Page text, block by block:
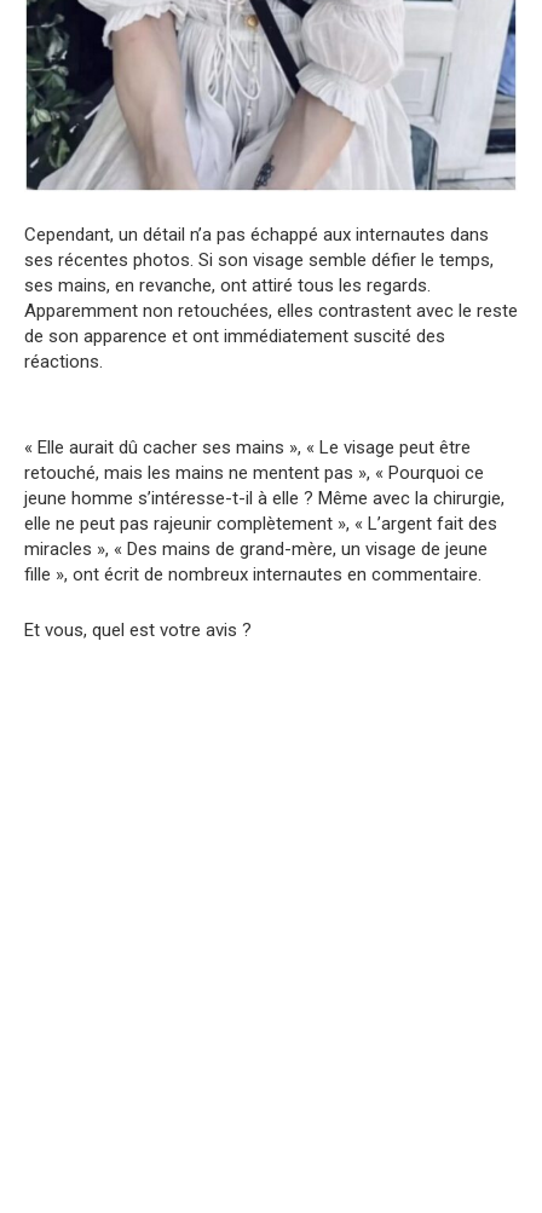
Cependant, un détail n’a pas échappé aux internautes dans
ses récentes photos. Si son visage semble défier le temps,
ses mains, en revanche, ont attiré tous les regards.
Apparemment non retouchées, elles contrastent avec le reste
de son apparence et ont immédiatement suscité des
réactions.
« Elle aurait dû cacher ses mains », « Le visage peut être
retouché, mais les mains ne mentent pas », « Pourquoi ce
jeune homme s’intéresse-t-il à elle ? Même avec la chirurgie,
elle ne peut pas rajeunir complètement », « L’argent fait des
miracles », « Des mains de grand-mère, un visage de jeune
fille », ont écrit de nombreux internautes en commentaire.
Et vous, quel est votre avis ?